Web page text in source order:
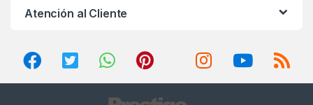
Atención al Cliente